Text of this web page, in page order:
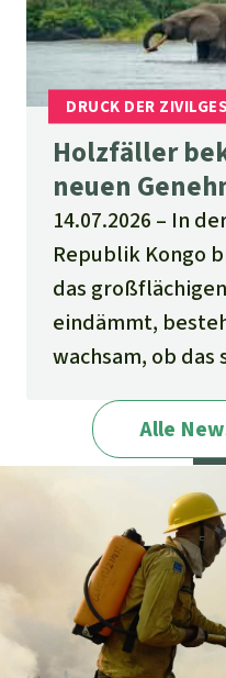
Holzfäller
neuen
14.07.2026
In
Republik Kongo
das
eindämmt,
wachsam, ob das
Alle